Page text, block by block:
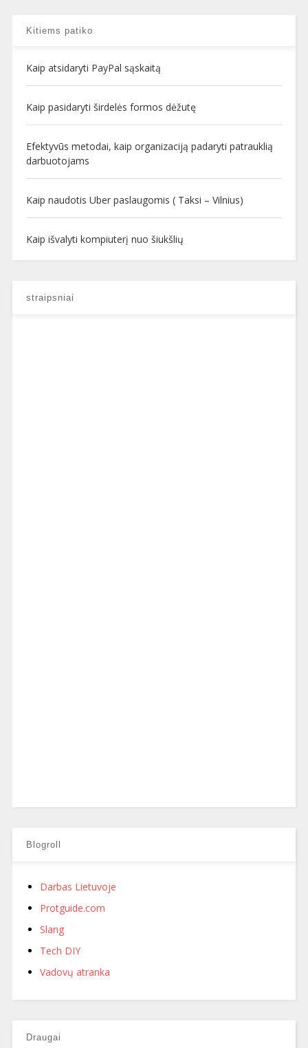
Kitiems patiko
Kaip atsidaryti PayPal sąskaitą
Kaip pasidaryti širdelės formos dėžutę
Efektyvūs metodai, kaip organizaciją padaryti patrauklią
darbuotojams
Kaip naudotis Uber paslaugomis ( Taksi – Vilnius)
Kaip išvalyti kompiuterį nuo šiukšlių
straipsniai
Blogroll
Darbas Lietuvoje
Protguide.com
Slang
Tech DIY
Vadovų atranka
Draugai